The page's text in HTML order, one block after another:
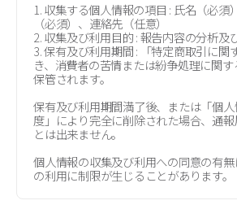
1. 収集する個人情報の項目 : 氏名（必須
（必須）、連絡先（任意）
2. 収集及び利用目的 : 報告内容の分析及
3. 保有及び利用期間 : 「特定商取引に関
き、消費者の苦情または紛争処理に関
保管されます。
保有及び利用期間満了後、または「個
度」により完全に削除された場合、通
とは出来ません。
個人情報の収集及び利用への同意の有
の利用に制限が生じることがあります。